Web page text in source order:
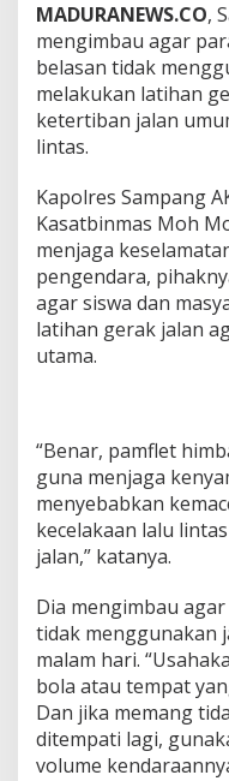
MADURANEWS.CO,
mengimbau agar
belasan tidak
melakukan latihan
ketertiban jalan
lintas.
Kapolres Sampang
Kasatbinmas Moh
menjaga
pengendara,
agar siswa dan
latihan gerak jalan
utama.
“Benar, pamflet
guna menjaga
menyebabkan
kecelakaan lalu
jalan,” katanya.
Dia mengimbau
tidak menggunakan
malam hari.
bola atau tempat
Dan jika memang
ditempati lagi,
volume